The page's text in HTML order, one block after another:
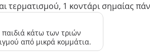
τερματισμού, 1 κοντάρι σημαίας
παιδιά κάτω των τριών
από μικρά κομμάτια.